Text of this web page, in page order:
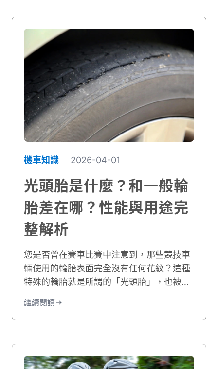
練習，任何人都能學會騎機車。讓我們開始
這趟學習之旅吧！
機車知識 2026-04-01
光頭胎是什麼？和一般輪
胎差在哪？性能與用途完
整解析
您是否曾在賽車比賽中注意到，那些競技車
輛使用的輪胎表面完全沒有任何花紋？這種
特殊的輪胎就是所謂的「光頭胎」，也被稱
一般輪胎截然不同，它擁有光滑如鏡的胎
面，專為賽道上的極限性能而設計。光頭胎
人的抓地力表現。當輪胎與賽道摩擦升溫至
繼續閱讀